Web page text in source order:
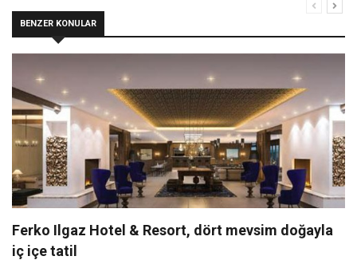
BENZER KONULAR
Ferko Ilgaz Hotel & Resort, dört mevsim doğayla
iç içe tatil